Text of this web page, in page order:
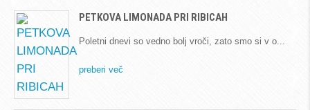
PETKOVA LIMONADA PRI RIBICAH
Poletni dnevi so vedno bolj vroči, zato smo si v o
preberi več